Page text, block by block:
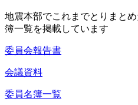
地震本部でこれまでとりまと
簿一覧を掲載しています
委員会報告書
会議資料
委員名簿一覧